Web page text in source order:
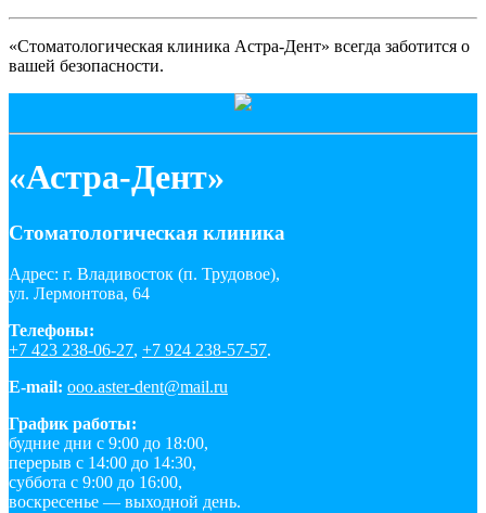
«Стоматологическая клиника Астра-Дент» всегда заботится о
вашей безопасности.
«Астра-Дент»
Стоматологическая клиника
Адрес: г. Владивосток (п. Трудовое),
ул. Лермонтова, 64
Телефоны:
+7 423 238-06-27, +7 924 238-57-57.
E-mail: ooo.aster-dent@mail.ru
График работы:
будние дни с 9:00 до 18:00,
перерыв с 14:00 до 14:30,
суббота с 9:00 до 16:00,
воскресенье — выходной день.